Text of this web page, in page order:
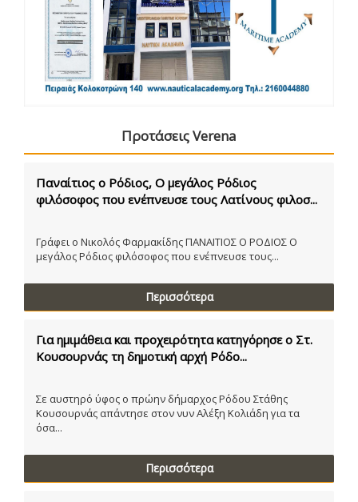
Προτάσεις Verena
Παναίτιος ο Ρόδιος, Ο μεγάλος Ρόδιος
φιλόσοφος που ενέπνευσε τους Λατίνους φιλοσ...
Γράφει ο Νικολός Φαρμακίδης ΠΑΝΑΙΤΙΟΣ Ο ΡΟΔΙΟΣ Ο
μεγάλος Ρόδιος φιλόσοφος που ενέπνευσε τους...
Περισσότερα
Για ημιμάθεια και προχειρότητα κατηγόρησε ο Στ.
Κουσουρνάς τη δημοτική αρχή Ρόδο...
Σε αυστηρό ύφος ο πρώην δήμαρχος Ρόδου Στάθης
Κουσουρνάς απάντησε στον νυν Αλέξη Κολιάδη για τα
όσα...
Περισσότερα